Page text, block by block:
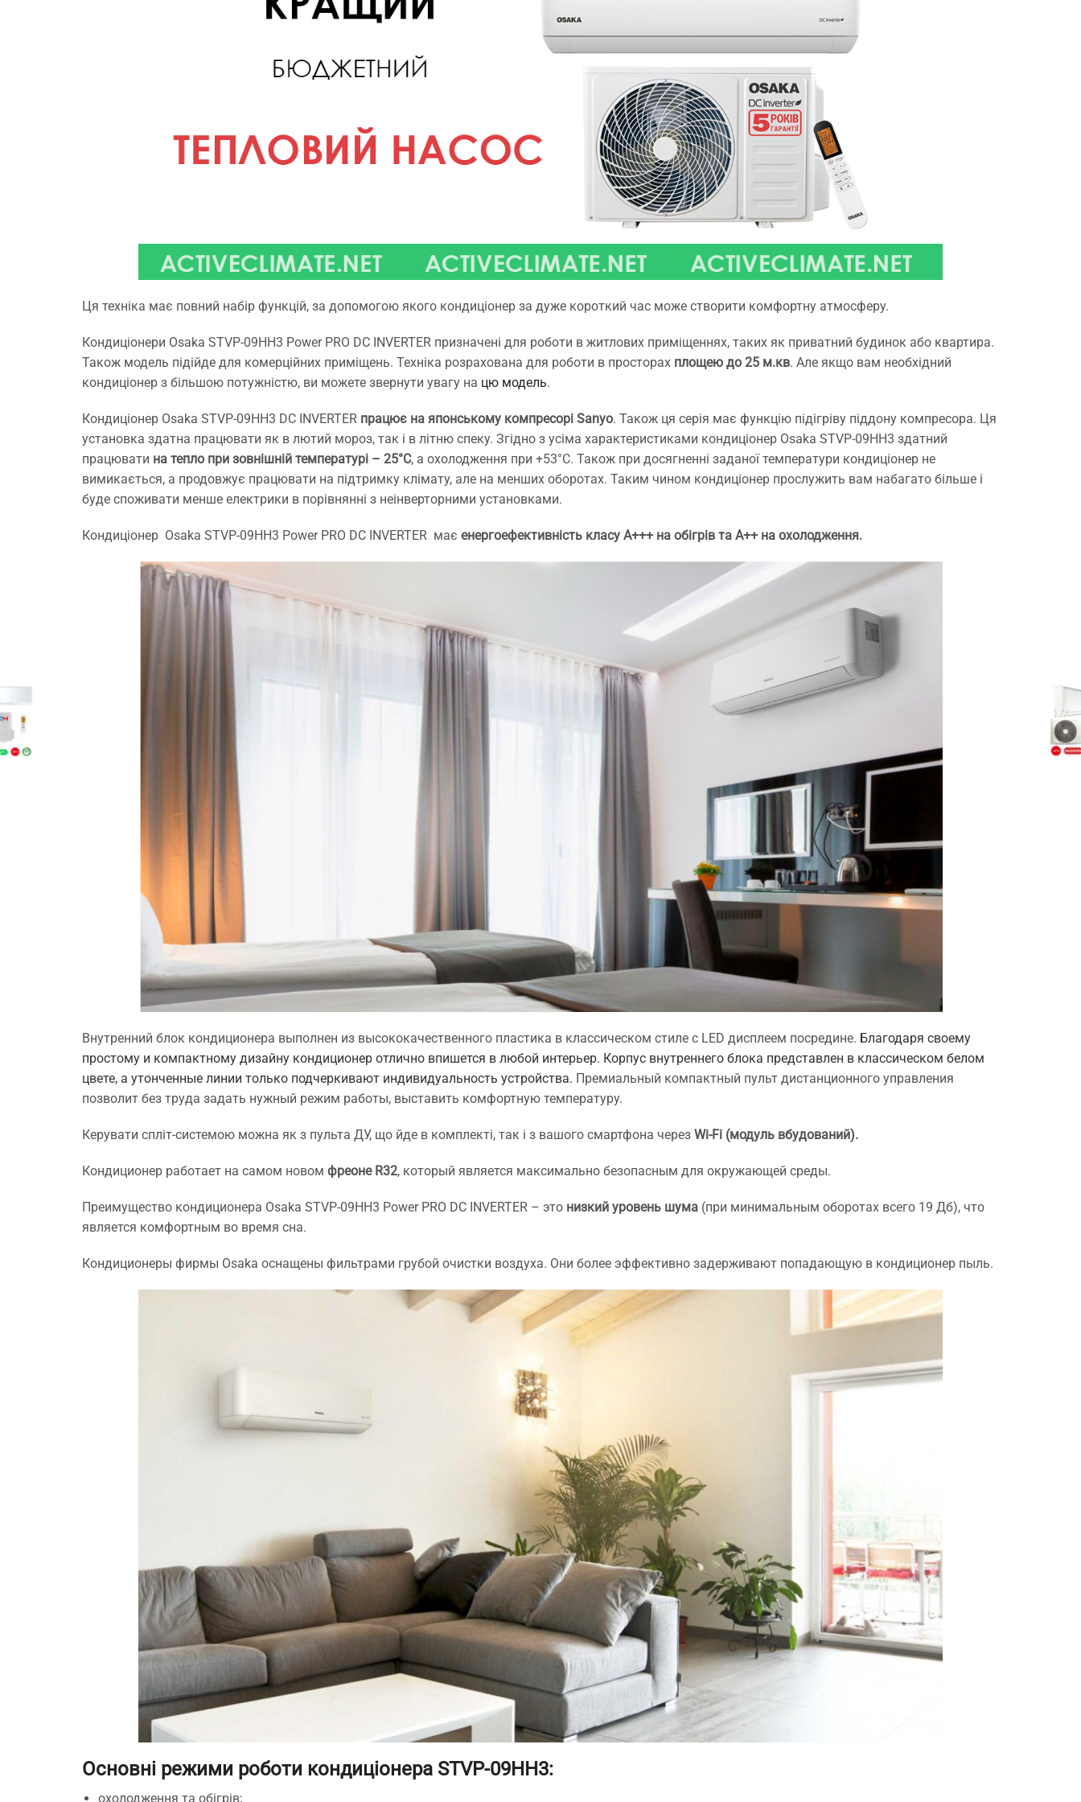
Ця техніка має повний набір функцій, за допомогою якого кондиціонер за дуже короткий час може створити комфортну атмосферу.
Кондиціонери Osaka STVP-09HH3 Power PRO DC INVERTER призначені для роботи в житлових приміщеннях, таких як приватний будинок або квартира.
Також модель підійде для комерційних приміщень. Техніка розрахована для роботи в просторах площею до 25 м.кв. Але якщо вам необхідний
кондиціонер з більшою потужністю, ви можете звернути увагу на цю модель.
Кондиціонер Osaka STVP-09HH3 DC INVERTER працює на японському компресорі Sanyo. Також ця серія має функцію підігріву піддону компресора. Ця
установка здатна працювати як в лютий мороз, так і в літню спеку. Згідно з усіма характеристиками кондиціонер Osaka STVP-09HH3 здатний
працювати на тепло при зовнішній температурі – 25°C, а охолодження при +53°C. Також при досягненні заданої температури кондиціонер не
вимикається, а продовжує працювати на підтримку клімату, але на менших оборотах. Таким чином кондиціонер прослужить вам набагато більше і
буде споживати менше електрики в порівнянні з неінверторними установками.
Кондиціонер Osaka STVP-09HH3 Power PRO DC INVERTER має енергоефективність класу А+++ на обігрів та А++ на охолодження.
Внутренний блок кондиционера выполнен из высококачественного пластика в классическом стиле с LED дисплеем посредине. Благодаря своему
простому и компактному дизайну кондиционер отлично впишется в любой интерьер. Корпус внутреннего блока представлен в классическом белом
цвете, а утонченные линии только подчеркивают индивидуальность устройства. Премиальный компактный пульт дистанционного управления
позволит без труда задать нужный режим работы, выставить комфортную температуру.
Керувати спліт-системою можна як з пульта ДУ, що йде в комплекті, так і з вашого смартфона через Wi-Fi (модуль вбудований).
Кондиционер работает на самом новом фреоне R32, который является максимально безопасным для окружающей среды.
Преимущество кондиционера Osaka STVP-09HH3 Power PRO DC INVERTER – это низкий уровень шума (при минимальным оборотах всего 19 Дб), что
является комфортным во время сна.
Кондиционеры фирмы Osaka оснащены фильтрами грубой очистки воздуха. Они более эффективно задерживают попадающую в кондиционер пыль.
Основні режими роботи кондиціонера STVP-09HH3:
охолодження та обігрів;